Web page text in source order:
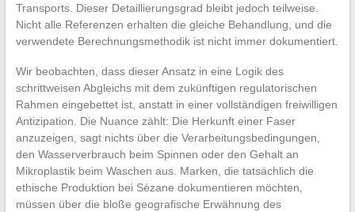
Transports. Dieser Detaillierungsgrad bleibt jedoch teilweise.
Nicht alle Referenzen erhalten die gleiche Behandlung, und die
verwendete Berechnungsmethodik ist nicht immer dokumentiert.
Wir beobachten, dass dieser Ansatz in eine Logik des
schrittweisen Abgleichs mit dem zukünftigen regulatorischen
Rahmen eingebettet ist, anstatt in einer vollständigen freiwilligen
Antizipation. Die Nuance zählt: Die Herkunft einer Faser
anzuzeigen, sagt nichts über die Verarbeitungsbedingungen,
den Wasserverbrauch beim Spinnen oder den Gehalt an
Mikroplastik beim Waschen aus. Marken, die tatsächlich die
ethische Produktion bei Sézane dokumentieren möchten,
müssen über die bloße geografische Erwähnung des